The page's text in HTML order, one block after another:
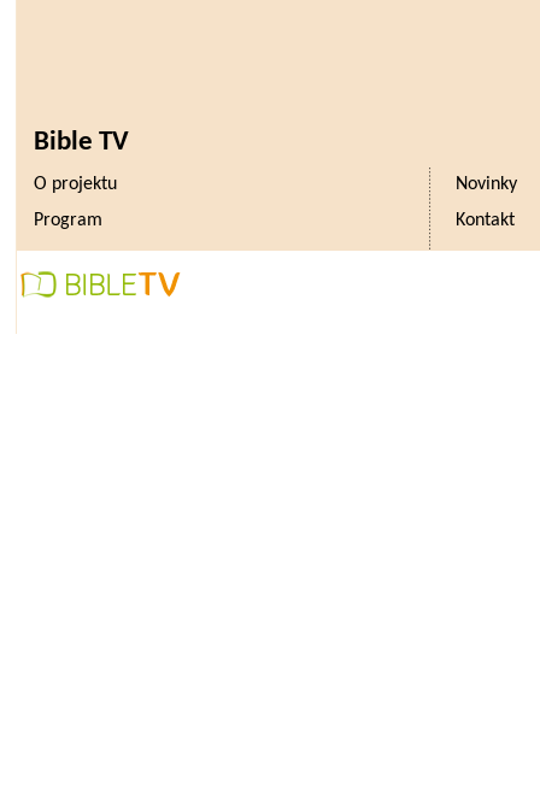
Bible TV
O projektu
Novinky
Program
Kontakt